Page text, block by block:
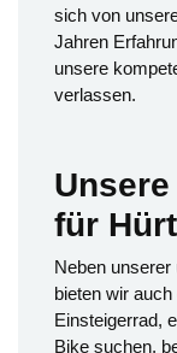
sich von
Jahren
unsere
verlassen.
für
Neben
bieten wir auch
Einsteigerrad,
Bike suchen,